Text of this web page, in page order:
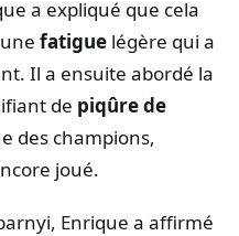
a expliqué que cela
fatigue légère qui a
Il a ensuite abordé la
de piqûre de
des champions,
joué.
Enrique a affirmé